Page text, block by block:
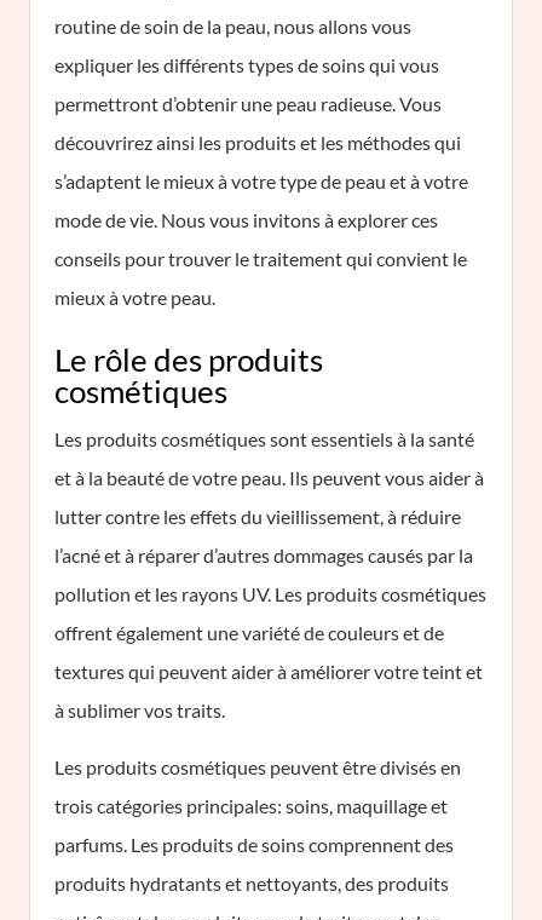
routine de soin de la peau, nous allons vous
expliquer les différents types de soins qui vous
permettront d’obtenir une peau radieuse. Vous
découvrirez ainsi les produits et les méthodes qui
s’adaptent le mieux à votre type de peau et à votre
mode de vie. Nous vous invitons à explorer ces
conseils pour trouver le traitement qui convient le
mieux à votre peau.
Le rôle des produits
cosmétiques
Les produits cosmétiques sont essentiels à la santé
et à la beauté de votre peau. Ils peuvent vous aider à
lutter contre les effets du vieillissement, à réduire
l’acné et à réparer d’autres dommages causés par la
pollution et les rayons UV. Les produits cosmétiques
offrent également une variété de couleurs et de
textures qui peuvent aider à améliorer votre teint et
à sublimer vos traits.
Les produits cosmétiques peuvent être divisés en
trois catégories principales: soins, maquillage et
parfums. Les produits de soins comprennent des
produits hydratants et nettoyants, des produits